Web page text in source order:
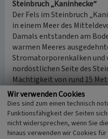
Steinbruch „Kaninhecke“
Der Fels im Steinbruch
in einem Meer des
Damals entstanden am
warmen Meeres
Stromatorporenkalken und
nordöstlichen Seite des
Mächtigkeit von rund 15
schließen sich die Kalke des
die Riffrandsituation im
Von hier aus wurde der
direkt an die Kalköfen
Wir verwenden Cookies
Dies sind zum einen technisch
Funktionsfähigkeit der Seiten
nicht widersprechen, wenn Sie
hinaus verwenden wir Cookies